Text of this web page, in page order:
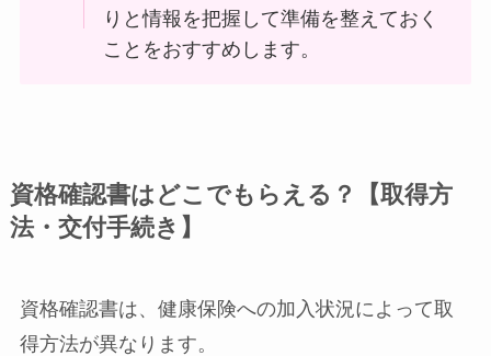
りと情報を把握して準備を整えておく
ことをおすすめします。
資格確認書はどこでもらえる？【取得方
法・交付手続き】
資格確認書は、健康保険への加入状況によって取
得方法が異なります。